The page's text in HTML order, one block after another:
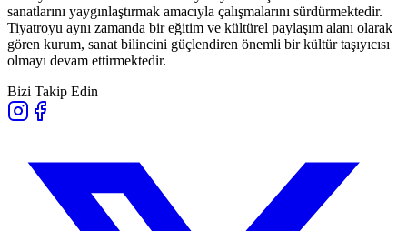
sanatlarını yaygınlaştırmak amacıyla çalışmalarını sürdürmektedir.
Tiyatroyu aynı zamanda bir eğitim ve kültürel paylaşım alanı olarak
gören kurum, sanat bilincini güçlendiren önemli bir kültür taşıyıcısı
olmayı devam ettirmektedir.
Bizi Takip Edin